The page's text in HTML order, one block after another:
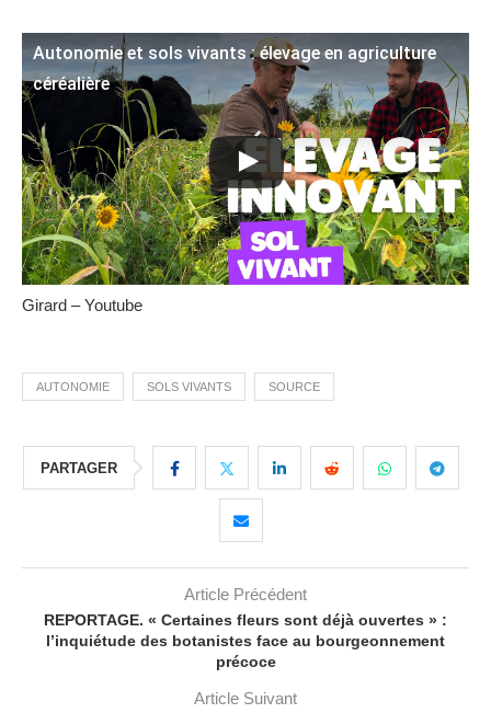
Autonomie et sols vivants : élevage en agriculture
céréalière
Girard – Youtube
AUTONOMIE SOLS VIVANTS SOURCE
PARTAGER
Article Précédent
REPORTAGE. « Certaines fleurs sont déjà ouvertes » :
l’inquiétude des botanistes face au bourgeonnement
précoce
Article Suivant